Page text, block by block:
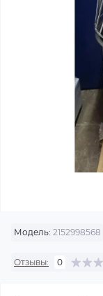
Модель: 2152998568
Отзывы: 0